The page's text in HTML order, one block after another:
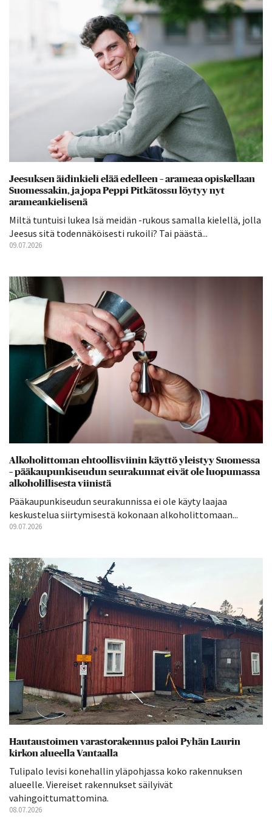
Jeesuksen äidinkieli elää edelleen – arameaa opiskellaan
Suomessakin, ja jopa Peppi Pitkätossu löytyy nyt
arameankielisenä
Miltä tuntuisi lukea Isä meidän -rukous samalla kielellä, jolla
Jeesus sitä todennäköisesti rukoili? Tai päästä...
09.07.2026
Alkoholittoman ehtoollisviinin käyttö yleistyy Suomessa
– pääkaupunkiseudun seurakunnat eivät ole luopumassa
alkoholillisesta viinistä
Pääkaupunkiseudun seurakunnissa ei ole käyty laajaa
keskustelua siirtymisestä kokonaan alkoholittomaan...
09.07.2026
Hautaustoimen varastorakennus paloi Pyhän Laurin
kirkon alueella Vantaalla
Tulipalo levisi konehallin yläpohjassa koko rakennuksen
alueelle. Viereiset rakennukset säilyivät
vahingoittumattomina.
08.07.2026